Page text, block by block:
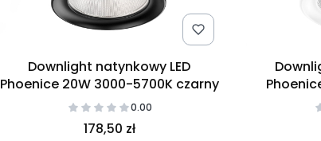
Downlight natynkowy LED
Phoenice 20W 3000-5700K czarny
0.00
178,50 zł